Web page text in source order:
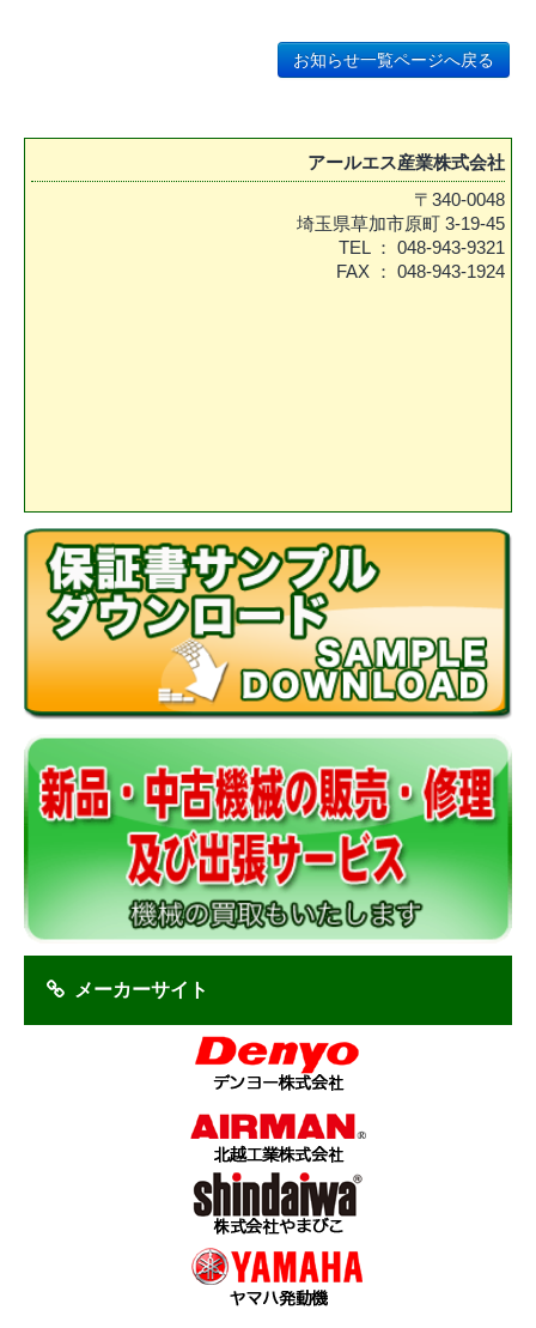
お知らせ一覧ページへ戻る
アールエス産業株式会社
〒340-0048
埼玉県草加市原町 3-19-45
TEL ： 048-943-9321
FAX ： 048-943-1924
メーカーサイト